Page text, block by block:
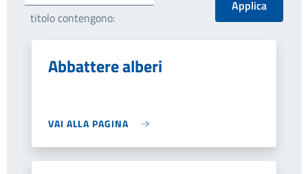
titolo contengono:
Abbattere alberi
VAI ALLA PAGINA